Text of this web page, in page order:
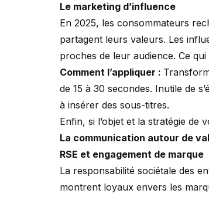
Le marketing d’influence
En 2025, les consommateurs
partagent leurs valeurs. Les
proches de leur audience. Ce
Comment l’appliquer :
de 15 à 30 secondes. Inutile de
à insérer des sous-titres.
Enfin, si l’objet et la stratégie de
La communication autour de
RSE et engagement de marque
La responsabilité sociétale des
montrent loyaux envers les